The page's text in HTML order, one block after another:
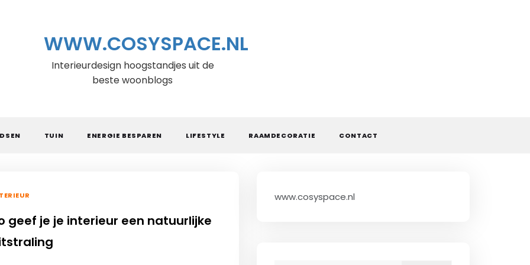
WWW.COSYSPACE.NL
Interieurdesign hoogstandjes uit de
beste woonblogs
TUIN ENERGIE BESPAREN LIFESTYLE RAAMDECORATIE CONTACT
geef je je interieur een natuurlijke
www.cosyspace.nl